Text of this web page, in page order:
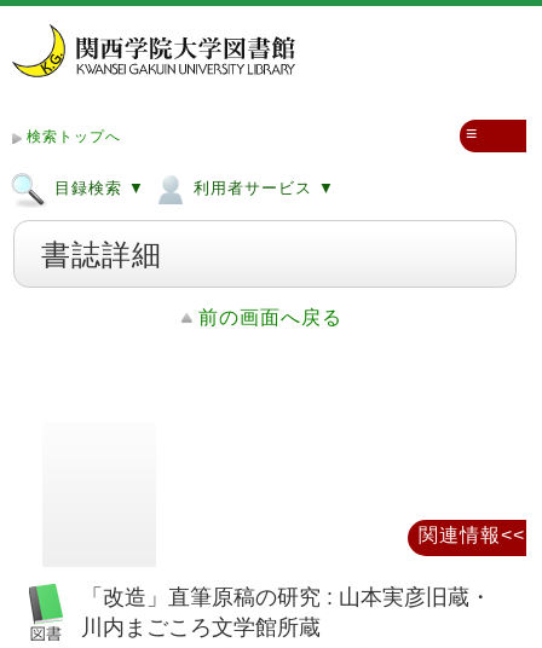
検索トップへ
目録検索 ▼ 利用者サービス ▼
≡
書誌詳細
前の画面へ戻る
「改造」直筆原稿の研究 : 山本実彦旧蔵・
川内まごころ文学館所蔵
関連情報<<